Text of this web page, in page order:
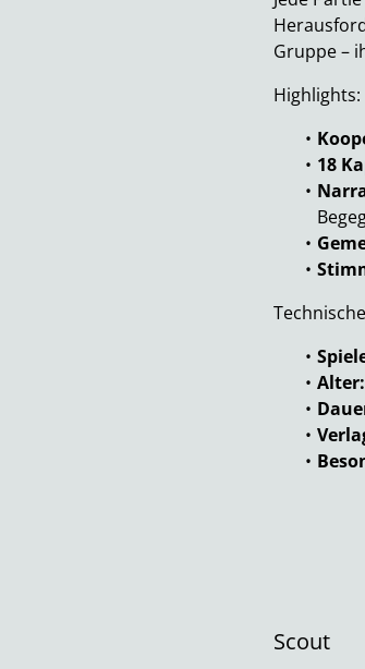
Gruppe –
Highlights:
18
Alter:
Scout